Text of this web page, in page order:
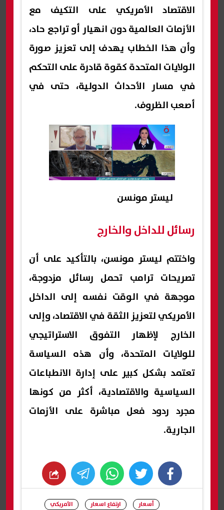
الاقتصاد الأمريكي على التكيف مع
الأزمات العالمية دون انهيار أو تراجع حاد،
وأن هذا الخطاب يهدف إلى تعزيز صورة
الولايات المتحدة كقوة قادرة على التحكم
في مسار الأحداث الدولية، حتى في
أصعب الظروف.
ليستر مونسن
رسائل للداخل والخارج
واختتم ليستر مونسن، بالتأكيد على أن
تصريحات ترامب تحمل رسائل مزدوجة،
موجهة في الوقت نفسه إلى الداخل
الأمريكي لتعزيز الثقة في الاقتصاد، وإلى
الخارج لإظهار التفوق الاستراتيجي
للولايات المتحدة، وأن هذه السياسة
تعتمد بشكل كبير على إدارة الانطباعات
السياسية والاقتصادية، أكثر من كونها
مجرد ردود فعل مباشرة على الأزمات
الجارية.
facebook
twitter
whats
أسعار ارتفاع اسعار
الأمريكي